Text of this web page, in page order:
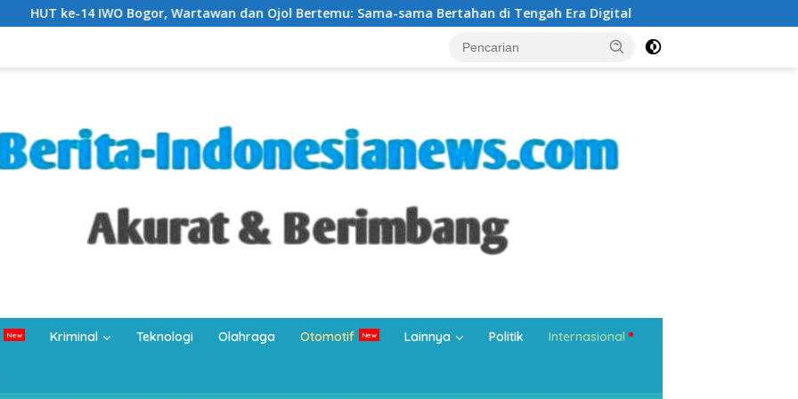
Wartawan dan Ojol Bertemu: Sama-sama Bertahan di Tengah Era Digital Silaturahmi di Masjid Tangkuban
Kriminal Teknologi Olahraga Otomotif Lainnya Politik Internasional